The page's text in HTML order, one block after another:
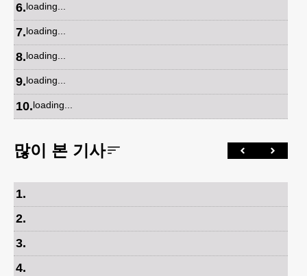
6.loading...
7.loading...
8.loading...
9.loading...
10.loading...
많이 본 기사
1.
2.
3.
4.